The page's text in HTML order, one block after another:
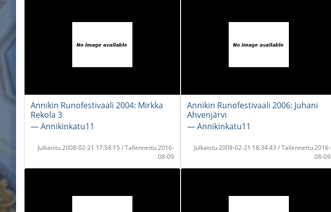
Annikin Runofestivaali 2004: Mirkka
Rekola 3
― Annikinkatu11
Julkaistu 2008-02-21 17:58:15 / Tallennettu 2016-
08-09
Annikin Runofestivaali 2006: Juhani
Ahvenjärvi
― Annikinkatu11
Julkaistu 2008-02-21 18:34:43 / Tallennettu 2016-
08-09